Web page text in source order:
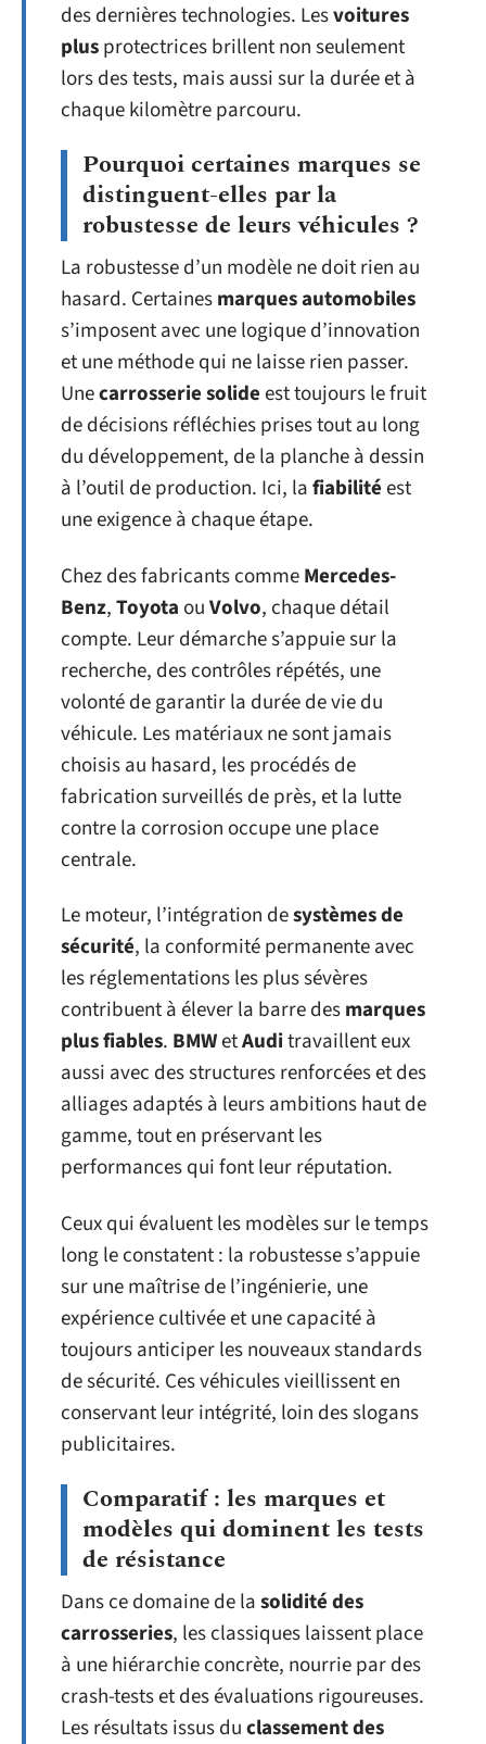
des dernières technologies. Lesvoitures
plusprotectrices brillent non seulement
lors des tests, mais aussi sur la durée et à
chaque kilomètre parcouru.
Pourquoi certaines marques se
distinguent-elles par la
robustesse de leurs véhicules ?
La robustesse d’un modèle ne doit rien au
hasard. Certainesmarques automobiles
s’imposent avec une logique d’innovation
et une méthode qui ne laisse rien passer.
Unecarrosserie solideest toujours le fruit
de décisions réfléchies prises tout au long
du développement, de la planche à dessin
à l’outil de production. Ici, lafiabilitéest
une exigence à chaque étape.
Chez des fabricants commeMercedes-
Benz,Toyota ouVolvo, chaque détail
compte. Leur démarche s’appuie sur la
recherche, des contrôles répétés, une
volonté de garantir la durée de vie du
véhicule. Les matériaux ne sont jamais
choisis au hasard, les procédés de
fabrication surveillés de près, et la lutte
contre la corrosion occupe une place
centrale.
Le moteur, l’intégration desystèmes de
sécurité, la conformité permanente avec
les réglementations les plus sévères
contribuent à élever la barre desmarques
plus fiables. BMWetAuditravaillent eux
aussi avec des structures renforcées et des
alliages adaptés à leurs ambitions haut de
gamme, tout en préservant les
performances qui font leur réputation.
Ceux qui évaluent les modèles sur le temps
long le constatent : la robustesse s’appuie
sur une maîtrise de l’ingénierie, une
expérience cultivée et une capacité à
toujours anticiper les nouveaux standards
de sécurité. Ces véhicules vieillissent en
conservant leur intégrité, loin des slogans
publicitaires.
Comparatif : les marques et
modèles qui dominent les tests
de résistance
Dans ce domaine de lasolidité des
carrosseries, les classiques laissent place
à une hiérarchie concrète, nourrie par des
crash-tests et des évaluations rigoureuses.
Les résultats issus duclassement des